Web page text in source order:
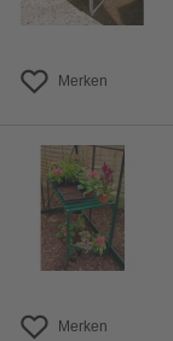
Merken
Merken